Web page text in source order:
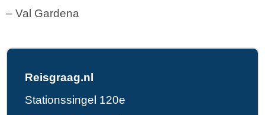
– Val Gardena
Reisgraag.nl
Stationssingel 120e